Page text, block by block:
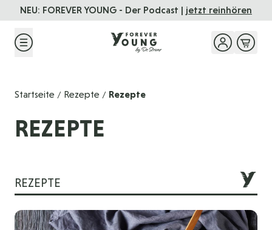
Direkt zum Inhalt
NEU: FOREVER YOUNG - Der Podcast | jetzt reinhören
Startseite / Rezepte / Rezepte
REZEPTE
REZEPTE